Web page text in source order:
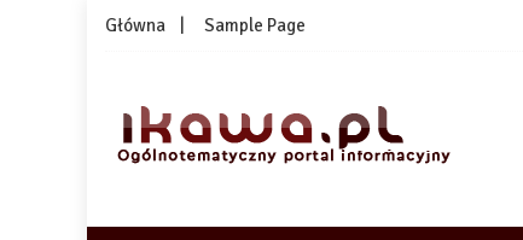
Skip
Główna Sample Page
1kawa.pl